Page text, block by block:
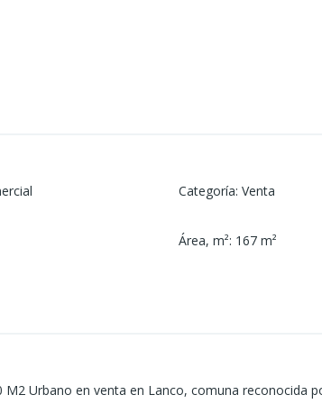
Categoría: Venta
Área, m²: 167 m²
Urbano en venta en Lanco, comuna